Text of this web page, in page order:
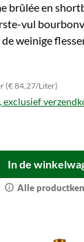
brûlée en
vul
weinige
(€ 84,27/Liter)
In de
Alle